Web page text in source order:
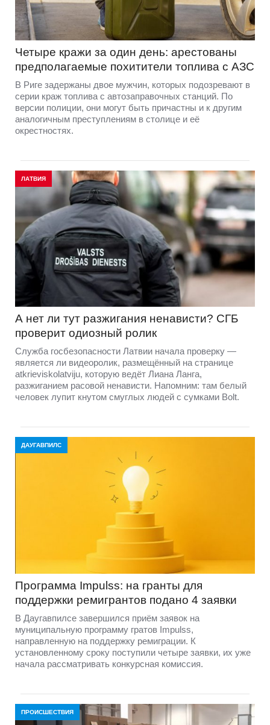
Четыре кражи за один день: арестованы
предполагаемые похитители топлива с АЗС
В Риге задержаны двое мужчин, которых подозревают в
серии краж топлива с автозаправочных станций. По
версии полиции, они могут быть причастны и к другим
аналогичным преступлениям в столице и её
окрестностях.
ЛАТВИЯ
А нет ли тут разжигания ненависти? СГБ
проверит одиозный ролик
Служба госбезопасности Латвии начала проверку —
является ли видеоролик, размещённый на странице
atkrieviskolatviju, которую ведёт Лиана Ланга,
разжиганием расовой ненависти. Напомним: там белый
человек лупит кнутом смуглых людей с сумками Bolt.
ДАУГАВПИЛС
Программа Impulss: на гранты для
поддержки ремигрантов подано 4 заявки
В Даугавпилсе завершился приём заявок на
муниципальную программу гратов Impulss,
направленную на поддержку ремиграции. К
установленному сроку поступили четыре заявки, их уже
начала рассматривать конкурсная комиссия.
ПРОИСШЕСТВИЯ